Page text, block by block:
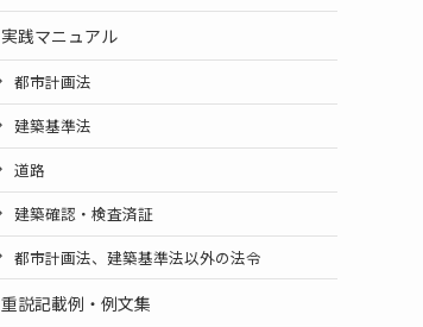
実践マニュアル
都市計画法
建築基準法
道路
建築確認・検査済証
都市計画法、建築基準法以外の法令
重説記載例・例文集